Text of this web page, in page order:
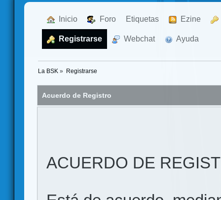
Inicio Foro Etiquetas Ezine
Registrarse Webchat Ayuda
La BSK » Registrarse
Acuerdo de Registro
ACUERDO DE